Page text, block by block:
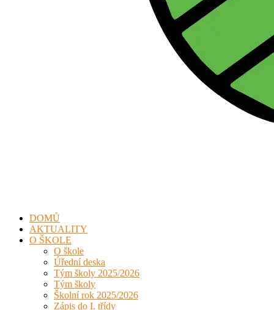
DOMŮ
AKTUALITY
O ŠKOLE
O škole
Úřední deska
Tým školy 2025/2026
Tým školy
Školní rok 2025/2026
Zápis do I. třídy